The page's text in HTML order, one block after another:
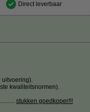
Direct leverbaar
uitvoering).
kwaliteitsnormen).
stukken goedkoper!!!